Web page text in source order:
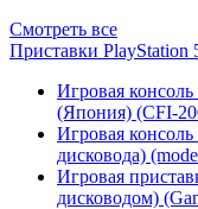
Смотреть все
Приставки PlayStation
Игровая
(Япония) (CFI-
Игровая
дисковода)
Игровая
дисководом)